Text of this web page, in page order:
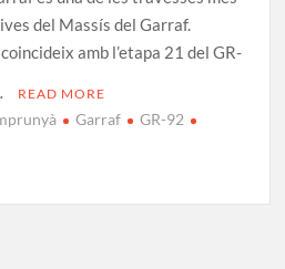
del Massís del Garraf.
amb l’etapa 21 del GR-
READ MORE
Garraf
GR-92